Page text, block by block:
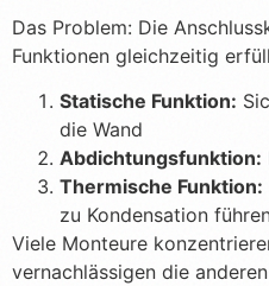
Das Problem: Die
Funktionen gleichzeitig
Statische Funktion:
die Wand
Abdichtungsfunktion:
Thermische Funktion:
zu Kondensation
Viele Monteure
vernachlässigen die